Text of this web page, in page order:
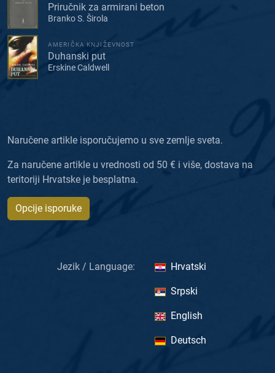
Priručnik za armirani beton
Branko S. Širola
AMERIČKA KNJIŽEVNOST
Duhanski put
Erskine Caldwell
Naručene artikle isporučujemo u sve zemlje sveta.
Za naručene artikle u vrednosti od 50 € i više, dostava na
teritoriji Hrvatske je besplatna.
Opcije isporuke
Jezik / Language: Hrvatski
Srpski
English
Deutsch